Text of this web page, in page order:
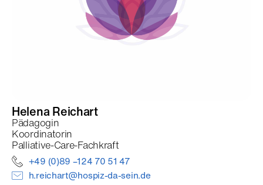
HelenaReichart
Pädagogin
Koordinatorin
Palliative-Care-Fachkraft
+49 (0)89 –124 70 51 47
h.reichart@hospiz-da-sein.de